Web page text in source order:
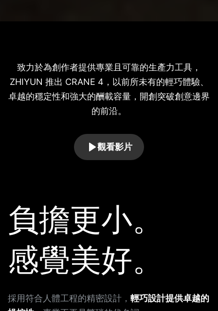
致力於為創作者提供專業且可靠的生產力工具，
ZHIYUN 推出 CRANE 4，以前所未有的輕巧體驗、
卓越的穩定性和強大的酬載容量，開創突破創意邊界
的前沿。
觀看影片
負擔更小。
感覺美好。
採用符合人體工程的精密設計， 輕巧設計提供卓越的